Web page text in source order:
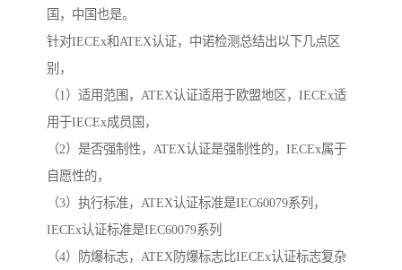
国，中国也是。
针对IECEx和ATEX认证，中诺检测总结出以下几点区
别，
（1）适用范围，ATEX认证适用于欧盟地区，IECEx适
用于IECEx成员国，
（2）是否强制性，ATEX认证是强制性的，IECEx属于
自愿性的，
（3）执行标准，ATEX认证标准是IEC60079系列，
IECEx认证标准是IEC60079系列
（4）防爆标志，ATEX防爆标志比IECEx认证标志复杂